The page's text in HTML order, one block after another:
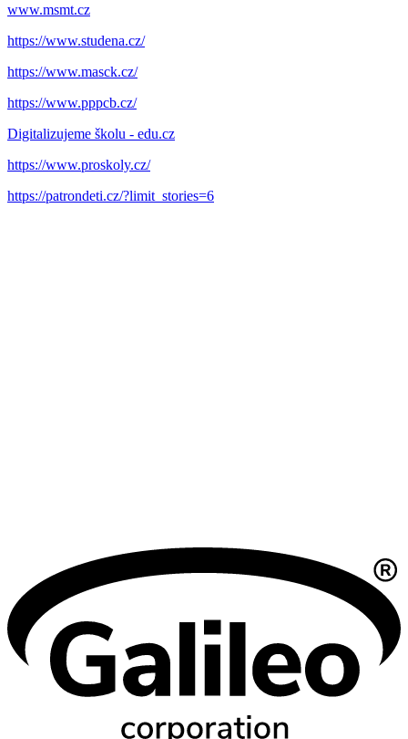
www.msmt.cz
https://www.studena.cz/
https://www.masck.cz/
https://www.pppcb.cz/
Digitalizujeme školu - edu.cz
https://www.proskoly.cz/
https://patrondeti.cz/?limit_stories=6